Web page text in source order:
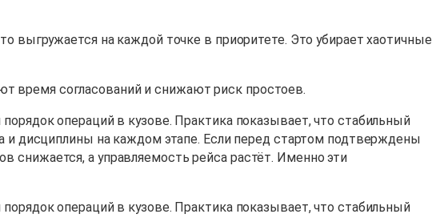
выгружается на каждой точке в приоритете. Это убирает хаотичные
время согласований и снижают риск простоев.
операций в кузове. Практика показывает, что стабильный
и дисциплины на каждом этапе. Если перед стартом подтверждены
снижается, а управляемость рейса растёт. Именно эти
операций в кузове. Практика показывает, что стабильный